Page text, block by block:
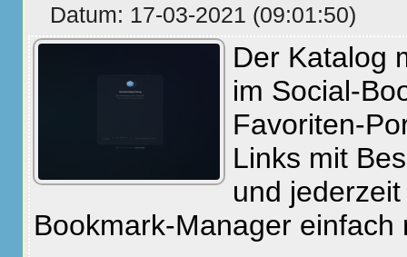
Datum: 17-03-2021 (09:01:50)
Der Katalog
im Social-
Favoriten-
Links mit
und
Bookmark-Manager einfach